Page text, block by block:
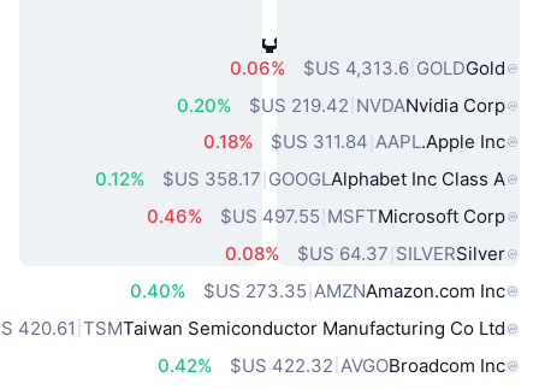
أصول العالم الحقيقي الشائعة
Gold
GOLD
‏‏4,313.6 US$
0.06%
Nvidia Corp
NVDA
0.20%
Apple Inc.
AAPL
0.18%
Alphabet Inc Class A
GOOGL
0.12%
Microsoft Corp
MSFT
0.46%
Silver
SILVER
0.08%
Amazon.com Inc
AMZN
0.40%
Taiwan Semiconductor Manufacturing Co Ltd
TSM
Broadcom Inc
AVGO
0.42%